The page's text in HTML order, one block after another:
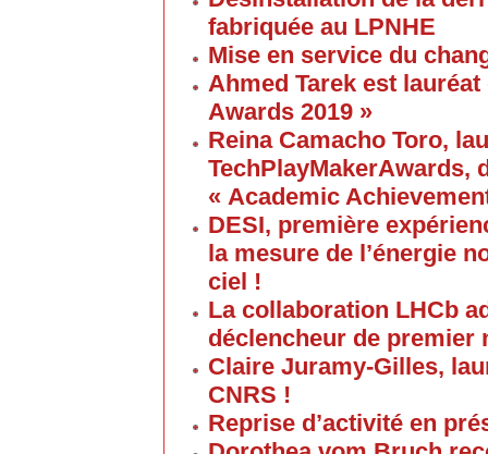
fabriquée au LPNHE
Mise en service du
Ahmed Tarek est
Awards 2019 »
Reina Camacho Toro,
TechPlayMakerAwards,
« Academic
DESI, première
la mesure de l’énergie
ciel !
La collaboration LHCb
déclencheur de premier
Claire Juramy-Gilles,
CNRS !
Reprise d’activité en